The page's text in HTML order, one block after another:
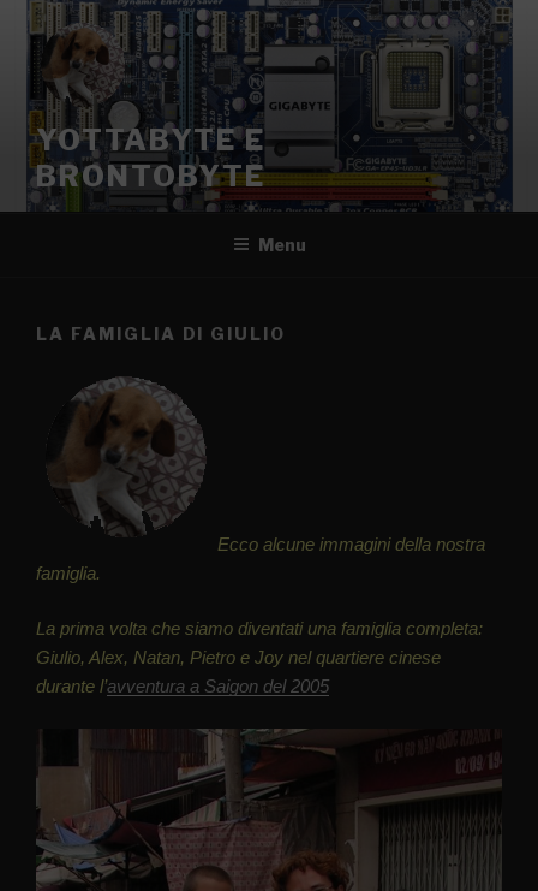
YOTTABYTE E
BRONTOBYTE
Menu
LA FAMIGLIA DI GIULIO
Ecco alcune immagini della nostra
famiglia.
La prima volta che siamo diventati una famiglia completa:
Giulio, Alex, Natan, Pietro e Joy nel quartiere cinese
durante l’avventura a Saigon del 2005